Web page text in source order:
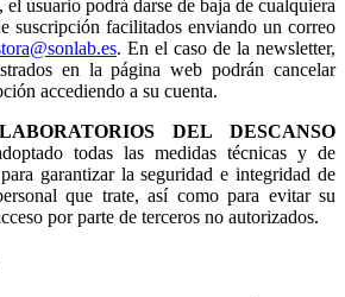
usuario podrá darse de baja de cualquiera
suscripción facilitados enviando un correo
. En el caso de la newsletter,
en la página web podrán cancelar
accediendo a su cuenta.
LABORATORIOS DEL DESCANSO
todas las medidas técnicas y de
garantizar la seguridad e integridad de
que trate, así como para evitar su
por parte de terceros no autorizados.